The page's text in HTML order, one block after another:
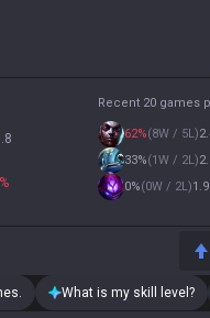
%
Recent 20 games
62%(8W / 5L)
33%(1W / 2L)
0%(0W / 2L)
What is my skill level?